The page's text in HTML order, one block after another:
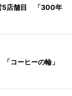
5店舗目 「300年
コーヒーの輪」